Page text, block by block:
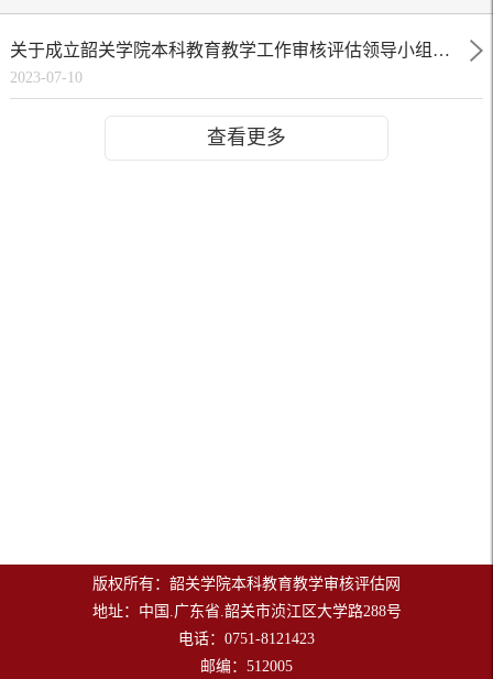
关于成立韶关学院本科教育教学工作审核评估领导小组及相关机构的通知
2023-07-10
查看更多
版权所有：韶关学院本科教育教学审核评估网
地址：中国.广东省.韶关市浈江区大学路288号
电话：0751-8121423
邮编：512005